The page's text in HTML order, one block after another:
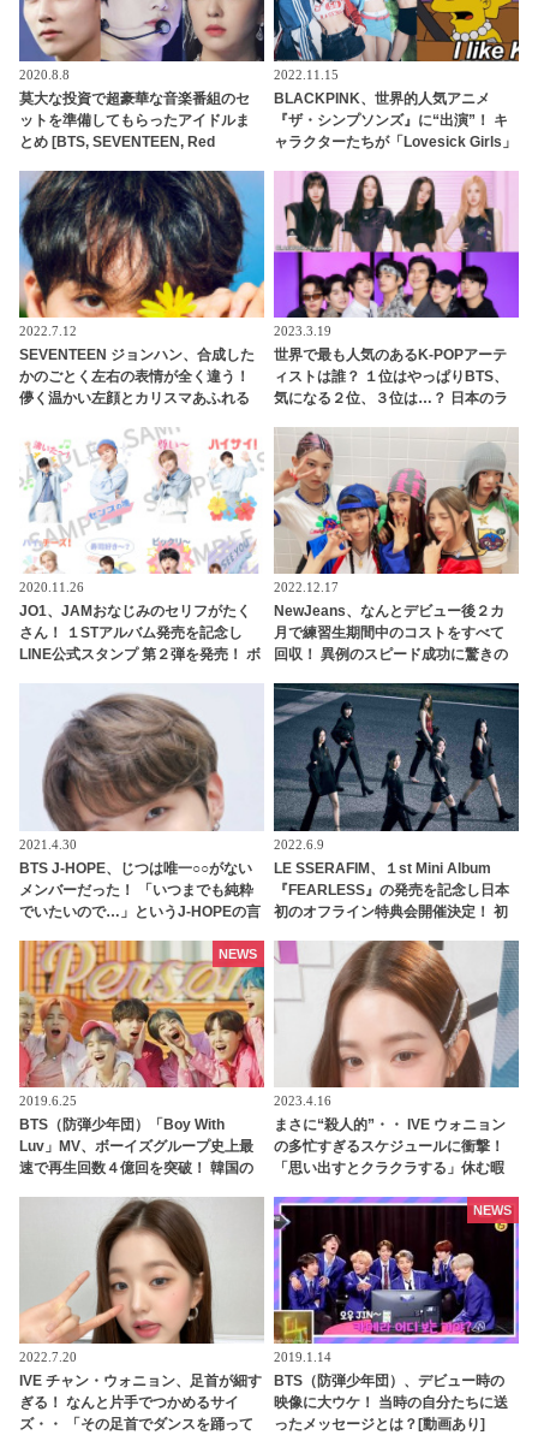
2020.8.8
莫大な投資で超豪華な音楽番組のセ
ットを準備してもらったアイドルま
とめ [BTS, SEVENTEEN, Red
2022.11.15
BLACKPINK、世界的人気アニメ
『ザ・シンプソンズ』に“出演”！ キ
ャラクターたちが「Lovesick Girls」
に“来店”
2022.7.12
SEVENTEEN ジョンハン、合成した
かのごとく左右の表情が全く違う！
儚く温かい左顔とカリスマあふれる
た「魅惑の表情」に衝撃
2023.3.19
世界で最も人気のあるK-POPアーテ
ィストは誰？ １位はやっぱりBTS、
気になる２位、３位は…？ 日本のラ
ンクイン！ 各国の個性あふれるデー
タに注目殺到
2020.11.26
JO1、JAMおなじみのセリフがたく
さん！ １STアルバム発売を記念し
LINE公式スタンプ 第２弾を発売！ ボ
2022.12.17
NewJeans、なんとデビュー後２カ
月で練習生期間中のコストをすべて
回収！ 異例のスピード成功に驚きの
バーたちのお金の使い道は・・？
2021.4.30
BTS J-HOPE、じつは唯一○○がない
メンバーだった！ 「いつまでも純粋
でいたいので…」というJ-HOPEの言
ンバー総反撃・・ 予想だにしない展
開を迎えたかわいすぎるやりとりに
ファン爆笑
2022.6.9
LE SSERAFIM、１st Mini Album
『FEARLESS』の発売を記念し日本
初のオフライン特典会開催決定！ 初
2019.6.25
BTS（防弾少年団）「Boy With
Luv」MV、ボーイズグループ史上最
速で再生回数４億回を突破！ 韓国の
NEWS
2023.4.16
まさに“殺人的”・・ IVE ウォニョン
の多忙すぎるスケジュールに衝撃！
「思い出すとクラクラする」休む暇
仕事ぶりにビックリ
2022.7.20
IVE チャン・ウォニョン、足首が細す
ぎる！ なんと片手でつかめるサイ
ズ・・ 「その足首でダンスを踊って
2019.1.14
BTS（防弾少年団）、デビュー時の
映像に大ウケ！ 当時の自分たちに送
ったメッセージとは？[動画あり]
NEWS